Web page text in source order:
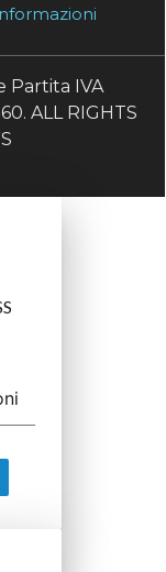
Partita IVA
ALL RIGHTS